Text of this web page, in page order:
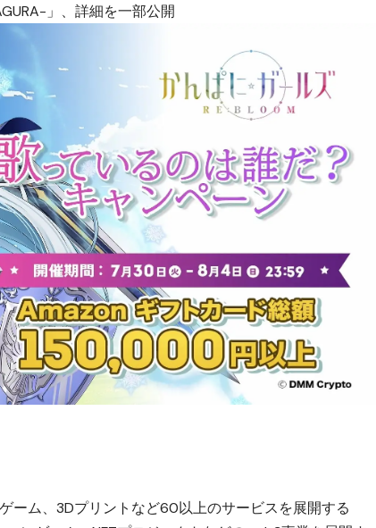
」、詳細を一部公開
ーム、3Dプリントなど60以上のサービスを展開する